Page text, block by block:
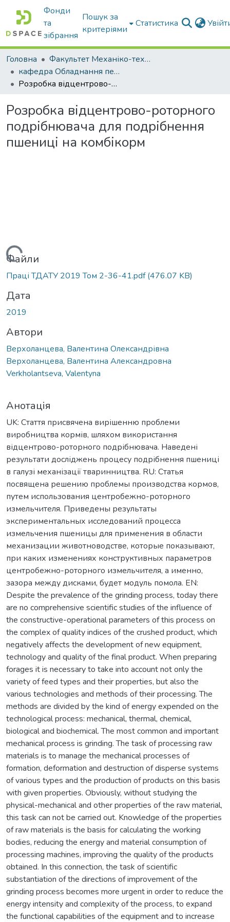
Фонди
та
зібрання
Пошук за
критеріями
Статистика
Головна
Факультет Механіко-технологічний
кафедра Обладнання переробних і харчових виробництв ім. професора Ф.Ю. Ялпачика
Розробка відцентрово-роторного подрібнювача для подрібнення пшениці на комбікорм
Розробка відцентрово-роторного
подрібнювача для подрібнення
пшениці на комбікорм
Файли
Праці ТДАТУ 2019 Том 2-36-41.pdf(476.07 KB)
Дата
2019
Автори
Верхоланцева, Валентина Олександрівна
Верхоланцева, Валентина Александровна
Verkholantseva, Valentyna
Анотація
UK: Стаття присвячена вирішенню проблеми
виробництва кормів, шляхом використання
відцентрово-роторного подрібнювача. Наведені
результати досліджень процесу подрібнення пшениці
в галузі механізації тваринництва. RU: Статья
посвящена решению проблемы производства кормов,
путем использования центробежно-роторного
измельчителя. Приведены результаты
экспериментальных исследований процесса
измельчения пшеницы для применения в области
механизации животноводстве, которые показывают,
при каких изменениях конструктивных параметров
центробежно-роторного измельчителя, а именно,
зазора между дисками, будет модуль помола. EN:
Despite the prevalence of the grinding process, today there
are no comprehensive scientific studies of the influence of
the constructive-operational parameters of this process on
the complex of quality indices of the crushed product, which
negatively affects the development of new equipment,
technology and quality of the final product. When preparing
forages it is necessary to take into account not only the
variety of feed types and their properties, but also the
various technologies and methods of their processing. The
methods are divided by the kind of energy expended on the
technological process: mechanical, thermal, chemical,
biological and biochemical. The most common and important
mechanical process is grinding. The task of processing raw
materials is to manage the mechanical processes of
formation, deformation and destruction of disperse systems
of various types and the production of products on this basis
with given properties. Obviously, without studying the
physical-mechanical and other properties of the raw material,
this task can not be carried out. Knowledge of the properties
of raw materials is the basis for calculating the working
bodies, reducing the energy and material consumption of
processing machines, improving the quality of the products
obtained. In this connection, the task of scientific
substantiation of the directions of improvement of the
grinding process becomes more urgent in order to reduce the
energy intensity and complexity of the process, to expand
the functional capabilities of the equipment and to increase